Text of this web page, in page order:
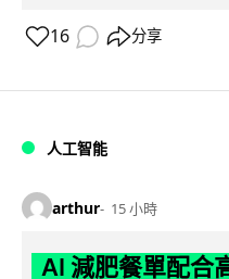
16 分享
人工智能
arthur 15 小時
AI 減肥餐單配